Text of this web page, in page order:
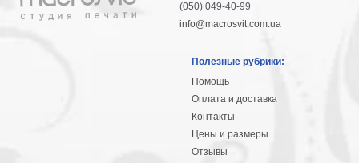
(050) 049-40-99
info@macrosvit.com.ua
Полезные рубрики:
Помощь
Оплата и доставка
Контакты
Цены и размеры
Отзывы